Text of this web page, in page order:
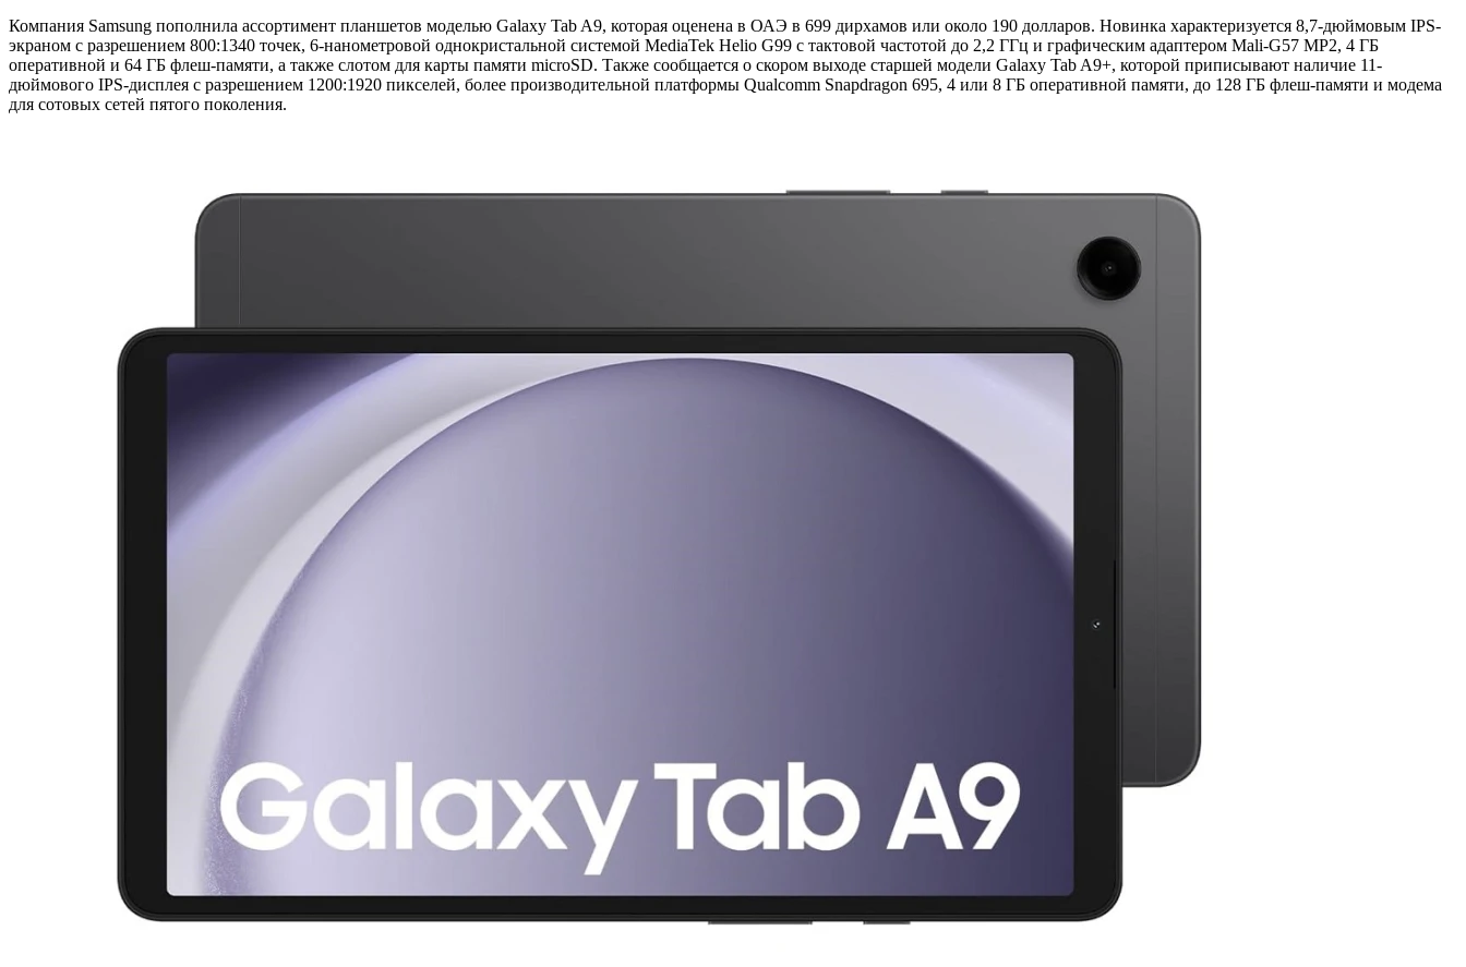
Компания Samsung пополнила ассортимент планшетов моделью Galaxy Tab A9, которая оценена в ОАЭ в 699 дирхамов или около 190 долларов. Новинка характеризуется 8,7-дюймовым IPS-
экраном с разрешением 800:1340 точек, 6-нанометровой однокристальной системой MediaTek Helio G99 с тактовой частотой до 2,2 ГГц и графическим адаптером Mali-G57 MP2, 4 ГБ
оперативной и 64 ГБ флеш-памяти, а также слотом для карты памяти microSD. Также сообщается о скором выходе старшей модели Galaxy Tab A9+, которой приписывают наличие 11-
дюймового IPS-дисплея с разрешением 1200:1920 пикселей, более производительной платформы Qualcomm Snapdragon 695, 4 или 8 ГБ оперативной памяти, до 128 ГБ флеш-памяти и модема
для сотовых сетей пятого поколения.